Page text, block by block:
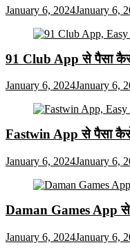
January 6, 2024January 6,
91 Club App से पैसा
January 6, 2024January 6,
Fastwin App से पैसा
January 6, 2024January 6,
Daman Games App
January 6, 2024January 6,